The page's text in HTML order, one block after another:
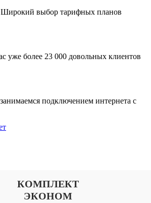
Широкий выбор тарифных планов
уже более 23 000 довольных клиентов
подключением интернета с
КОМПЛЕКТ
ЭКОНОМ